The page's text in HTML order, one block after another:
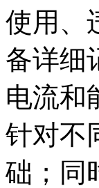
使用、
备详细
电流和
针对不
础；同